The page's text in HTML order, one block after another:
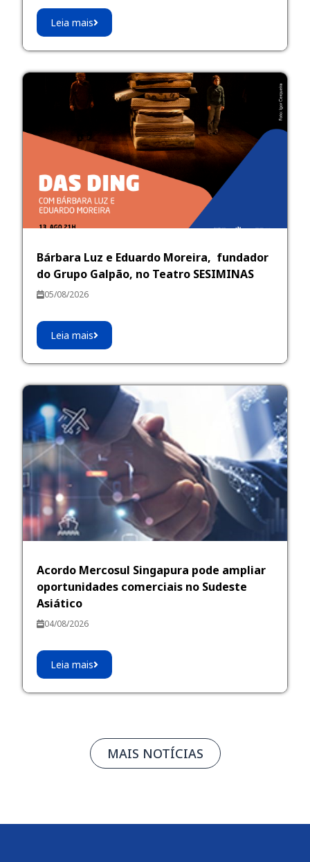
Leia mais
Bárbara Luz e Eduardo Moreira, fundador
do Grupo Galpão, no Teatro SESIMINAS
05/08/2026
Leia mais
Acordo Mercosul Singapura pode ampliar
oportunidades comerciais no Sudeste
Asiático
04/08/2026
Leia mais
MAIS NOTÍCIAS